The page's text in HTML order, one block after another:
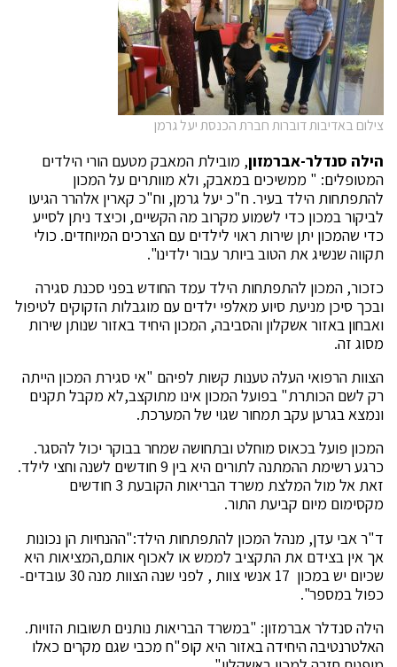
צילום באדיבות דוברות חברת הכנסת יעל גרמן
הילה סנדלר-אברמזון, מובילת המאבק מטעם הורי הילדים
המטופלים: " ממשיכים במאבק, ולא מוותרים על המכון
להתפתחות הילד בעיר. ח"כ יעל גרמן, וח"כ קארין אלהרר הגיעו
לביקור במכון כדי לשמוע מקרוב מה הקשיים, וכיצד ניתן לסייע
כדי שהמכון יתן שירות ראוי לילדים עם הצרכים המיוחדים. כולי
תקווה שנשיג את הטוב ביותר עבור ילדינו".
כזכור, המכון להתפתחות הילד עמד החודש בפני סכנת סגירה
ובכך סיכן מניעת סיוע מאלפי ילדים עם מוגבלות הזקוקים לטיפול
ואבחון באזור אשקלון והסביבה, המכון היחיד באזור שנותן שירות
מסוג זה.
הצוות הרפואי העלה טענות קשות לפיהם "אי סגירת המכון הייתה
רק לשם הכותרת" בפועל המכון אינו מתוקצב,לא מקבל תקנים
ונמצא בגרען עקב תמחור שגוי של המערכת.
המכון פועל בכאוס מוחלט ובתחושה שמחר בבוקר יכול להסגר.
כרגע רשימת ההמתנה לתורים היא בין 9 חודשים לשנה וחצי לילד.
זאת אל מול המלצת משרד הבריאות הקובעת 3 חודשים
מקסימום מיום קביעת התור.
ד"ר אבי עדן, מנהל המכון להתפתחות הילד:"ההנחיות הן נכונות
אך אין בצידם את התקציב לממש או לאכוף אותם,המציאות היא
שכיום יש במכון 17 אנשי צוות , לפני שנה הצוות מנה 30 עובדים-
כפול במספר".
הילה סנדלר אברמזון: "במשרד הבריאות נותנים תשובות הזויות.
האלטרנטיבה היחידה באזור היא קופ"ח מכבי שגם מקרים כאלו